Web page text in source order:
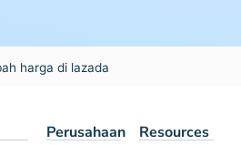
harga di lazada
Perusahaan Resources